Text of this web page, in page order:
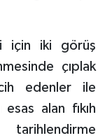
için iki görüş
çıplak
edenler ile
alan fıkıh